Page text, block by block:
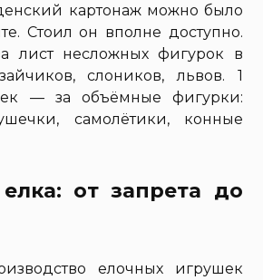
картонаж можно было
Стоил он вполне доступно.
лист несложных фигурок в
слоников, львов. 1
— за объёмные фигурки:
самолётики, конные
елка: от запрета до
елочных игрушек